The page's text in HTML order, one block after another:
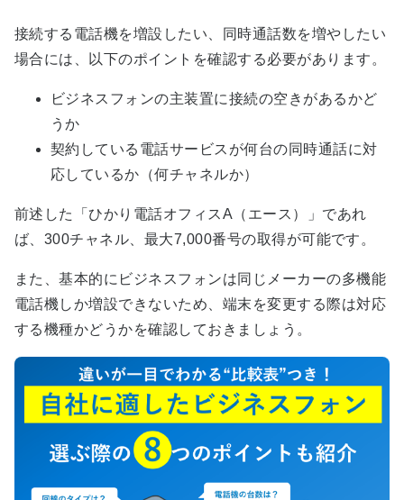
接続する電話機を増設したい、同時通話数を増やしたい
場合には、以下のポイントを確認する必要があります。
ビジネスフォンの主装置に接続の空きがあるかど
うか
契約している電話サービスが何台の同時通話に対
応しているか（何チャネルか）
前述した「ひかり電話オフィスA（エース）」であれ
ば、300チャネル、最大7,000番号の取得が可能です。
また、基本的にビジネスフォンは同じメーカーの多機能
電話機しか増設できないため、端末を変更する際は対応
する機種かどうかを確認しておきましょう。